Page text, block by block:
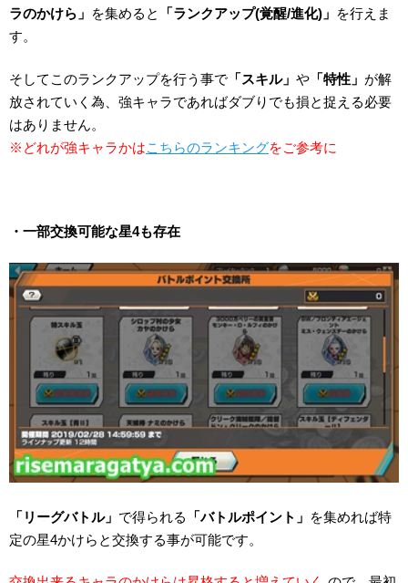
ラのかけら」 を集めると 「ランクアップ(覚醒/進化)」 を行えま
す。
そしてこのランクアップを行う事で 「スキル」 や 「特性」 が解
放されていく為、強キャラであればダブりでも損と捉える必要
はありません。
※どれが強キャラかはこちらのランキングをご参考に
・一部交換可能な星4も存在
「リーグバトル」 で得られる 「バトルポイント」 を集めれば特
定の星4かけらと交換する事が可能です。